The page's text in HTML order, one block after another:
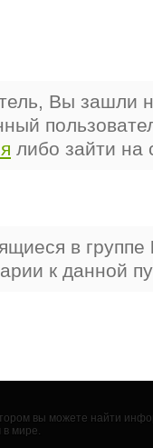
Вы зашли
либо зайти на
в группе
к данной
вы можете найти
в мире.